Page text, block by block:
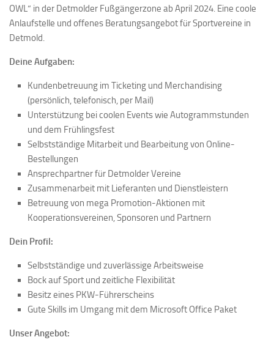
OWL“ in der Detmolder Fußgängerzone ab April 2024. Eine coole
Anlaufstelle und offenes Beratungsangebot für Sportvereine in
Detmold.
Deine Aufgaben:
Kundenbetreuung im Ticketing und Merchandising
(persönlich, telefonisch, per Mail)
Unterstützung bei coolen Events wie Autogrammstunden
und dem Frühlingsfest
Selbstständige Mitarbeit und Bearbeitung von Online-
Bestellungen
Ansprechpartner für Detmolder Vereine
Zusammenarbeit mit Lieferanten und Dienstleistern
Betreuung von mega Promotion-Aktionen mit
Kooperationsvereinen, Sponsoren und Partnern
Dein Profil:
Selbstständige und zuverlässige Arbeitsweise
Bock auf Sport und zeitliche Flexibilität
Besitz eines PKW-Führerscheins
Gute Skills im Umgang mit dem Microsoft Office Paket
Unser Angebot: